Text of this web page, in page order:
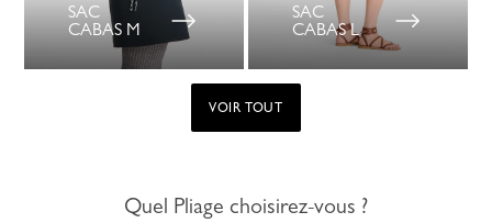
SAC
CABAS M
SAC
CABAS L
VOIR TOUT
Quel Pliage choisirez-vous ?